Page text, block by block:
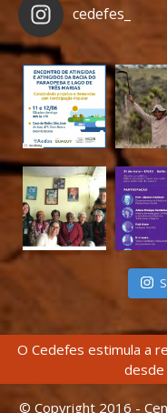
cedefes_
O Cedefes estimula a
desde
© Copyright 2016 -